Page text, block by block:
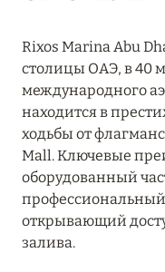
ДУБАЙ
ОМАН
РАС-
Rixos Marina Abu
столицы ОАЭ, в 40
международного
находится в
ходьбы от
Mall. Ключевые
оборудованный
открывающий
залива.